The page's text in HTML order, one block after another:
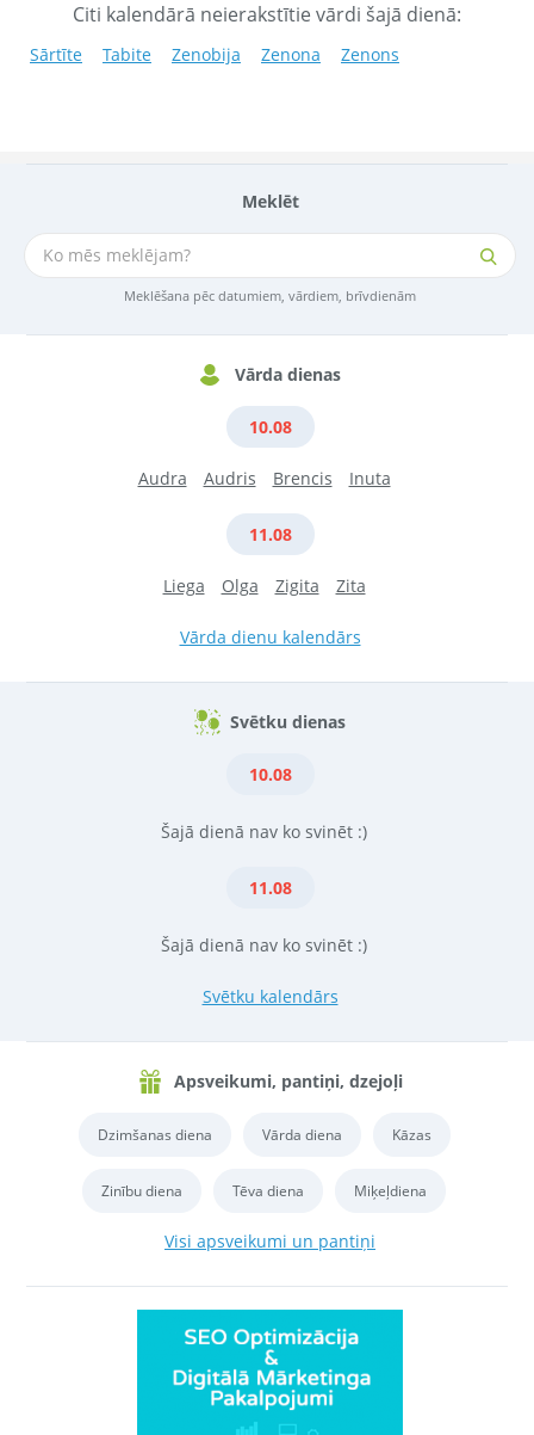
Meklēt
Meklēšana pēc datumiem, vārdiem, brīvdienām
Vārda dienas
10.08
Audra Audris Brencis Inuta
11.08
Liega Olga Zigita Zita
Vārda dienu kalendārs
Svētku dienas
10.08
Šajā dienā nav ko svinēt :)
11.08
Šajā dienā nav ko svinēt :)
Svētku kalendārs
Apsveikumi, pantiņi, dzejoļi
Dzimšanas diena Vārda diena Kāzas
Zinību diena Tēva diena Miķeļdiena
Visi apsveikumi un pantiņi
Citi kalendārā neierakstītie vārdi šajā dienā:
Sārtīte Tabite Zenobija Zenona Zenons